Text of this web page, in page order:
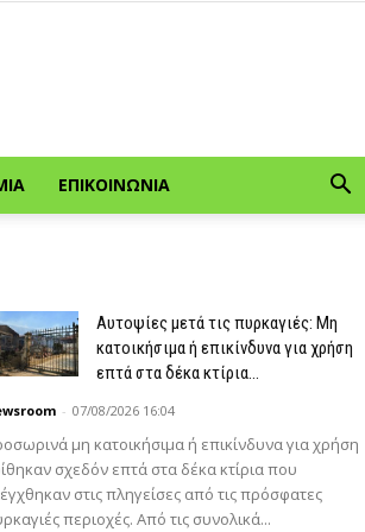
ΕΠΙΚΟΙΝΩΝΊΑ
Αυτοψίες μετά τις πυρκαγιές: Μη
κατοικήσιμα ή επικίνδυνα για χρήση
επτά στα δέκα κτίρια...
- 07/08/2026 16:04
μη κατοικήσιμα ή επικίνδυνα για χρήση
σχεδόν επτά στα δέκα κτίρια που
στις πληγείσες από τις πρόσφατες
περιοχές. Από τις συνολικά...